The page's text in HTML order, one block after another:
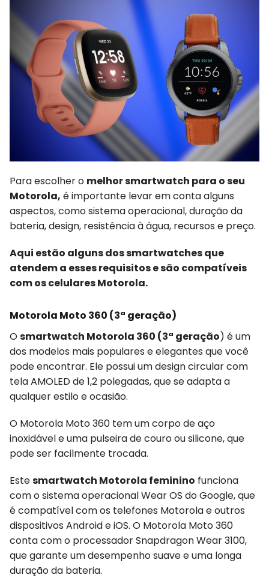
Para escolher o melhor smartwatch para o seu
Motorola, é importante levar em conta alguns
aspectos, como sistema operacional, duração da
bateria, design, resistência à água, recursos e preço.
Aqui estão alguns dos smartwatches que
atendem a esses requisitos e são compatíveis
com os celulares Motorola.
Motorola Moto 360 (3ª geração)
Osmartwatch Motorola 360 (3ª geração) é um
dos modelos mais populares e elegantes que você
pode encontrar. Ele possui um design circular com
tela AMOLED de 1,2 polegadas, que se adapta a
qualquer estilo e ocasião.
O Motorola Moto 360 tem um corpo de aço
inoxidável e uma pulseira de couro ou silicone, que
pode ser facilmente trocada.
Estesmartwatch Motorola feminino funciona
com o sistema operacional Wear OS do Google, que
é compatível com os telefones Motorola e outros
dispositivos Android e iOS. O Motorola Moto 360
conta com o processador Snapdragon Wear 3100,
que garante um desempenho suave e uma longa
duração da bateria.